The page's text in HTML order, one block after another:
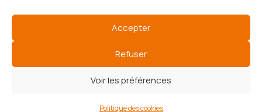
Accepter
Refuser
Voir les préférences
Politique des cookies
Politique des cookies